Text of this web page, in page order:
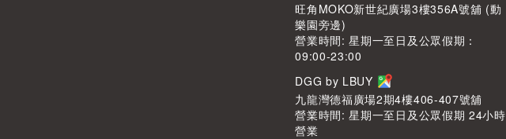
旺角MOKO新世紀廣場3樓356A號舖 (動
樂園旁邊)
營業時間: 星期一至日及公眾假期：
09:00-23:00
DGG by LBUY
九龍灣德福廣場2期4樓406-407號舖
營業時間: 星期一至日及公眾假期 24小時
營業